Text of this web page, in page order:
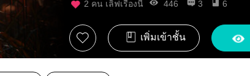
2 คน เลิฟเรื่องนี้ 446 3 6
เพิ่มเข้าชั้น